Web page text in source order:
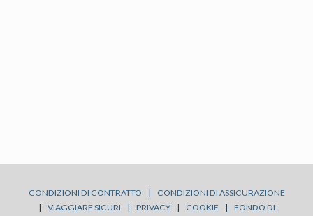
CONDIZIONI DI CONTRATTO |
CONDIZIONI DI ASSICURAZIONE
|
VIAGGIARE SICURI | PRIVACY | COOKIE |
FONDO DI